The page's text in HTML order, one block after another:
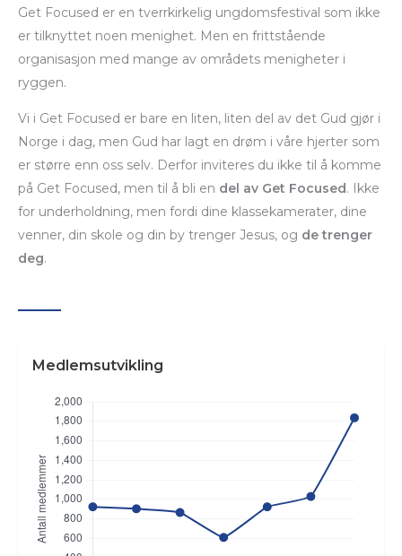
Get Focused er en tverrkirkelig ungdomsfestival som ikke
er tilknyttet noen menighet. Men en frittstående
organisasjon med mange av områdets menigheter i
ryggen.
Vi i Get Focused er bare en liten, liten del av det Gud gjør i
Norge i dag, men Gud har lagt en drøm i våre hjerter som
er større enn oss selv. Derfor inviteres du ikke til å komme
på Get Focused, men til å bli en del av Get Focused. Ikke
for underholdning, men fordi dine klassekamerater, dine
venner, din skole og din by trenger Jesus, og de trenger
deg.
Medlemsutvikling